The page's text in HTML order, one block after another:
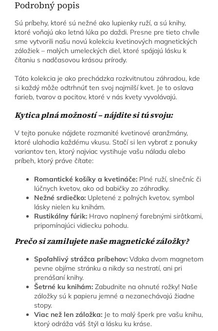
Podrobný popis
Sú príbehy, ktoré sú nežné ako lupienky ruží, a sú knihy,
ktoré voňajú ako letná lúka po daždi. Presne pre tieto chvíle
sme vytvorili našu novú kolekciu kvetinových magnetických
záložiek – malých umeleckých diel, ktoré spájajú lásku k
čítaniu s nadčasovou krásou prírody.
Táto kolekcia je ako prechádzka rozkvitnutou záhradou, kde
si každý môže odtrhnúť ten svoj najmilší kvet. Je to oslava
farieb, tvarov a pocitov, ktoré v nás kvety vyvolávajú.
Kytica plná možností – nájdite si tú svoju:
V tejto ponuke nájdete rozmanité kvetinové aranžmány,
ktoré ulahodia každému vkusu. Stačí si len vybrať z ponuky
variantov ten, ktorý najviac vystihuje vašu náladu alebo
príbeh, ktorý práve čítate:
Romantické košíky a kvetináče: Plné ruží, slnečníc či
lúčnych kvetov, ako od babičky zo záhradky.
Nežné srdiečko: Upletené z poľných kvetov, symbol
lásky nielen ku knihám.
Rustikálny fúrik: Hravo naplnený farebnými sirôtkami,
pripomínajúci vidiecku pohodu.
Prečo si zamilujete naše magnetické záložky?
Spoľahlivý strážca príbehov: Vďaka dvom magnetom
pevne objíme stránku a nikdy sa nestratí, ani pri
prenášaní knihy.
Šetrné ku knihám: Zabudnite na ohnuté rožky! Naše
záložky sú k papieru jemné a nezanechávajú žiadne
stopy.
Viac než len záložka: Je to malý šperk pre vašu knihu,
ktorý odráža váš štýl a lásku ku kráse.